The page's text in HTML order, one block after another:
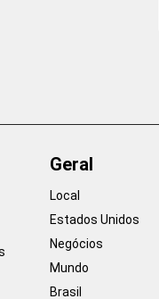
Geral
Local
Estados Unidos
Negócios
Mundo
Brasil